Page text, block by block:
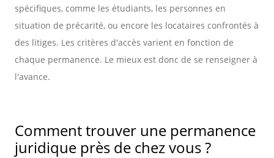
spécifiques, comme les étudiants, les personnes en
situation de précarité, ou encore les locataires confrontés à
des litiges. Les critères d'accès varient en fonction de
chaque permanence. Le mieux est donc de se renseigner à
l'avance.
Comment trouver une permanence
juridique près de chez vous ?